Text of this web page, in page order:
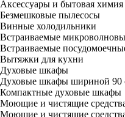
Аксессуары и бытовая химия
Безмешковые пылесосы
Винные холодильники
Встраиваемые
Встраиваемые
Вытяжки для кухни
Духовые шкафы
Духовые шкафы шириной 90
Компактные духовые шкафы
Моющие и чистящие
Моющие и чистящие